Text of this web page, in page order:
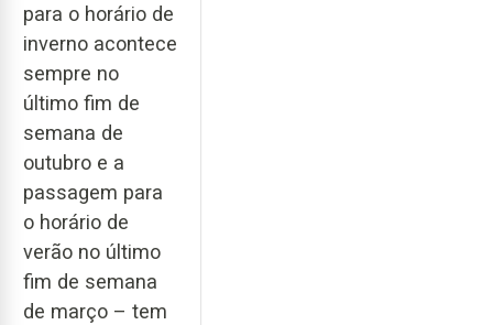
para o horário de
inverno acontece
sempre no
último fim de
semana de
outubro e a
passagem para
o horário de
verão no último
fim de semana
de março – tem